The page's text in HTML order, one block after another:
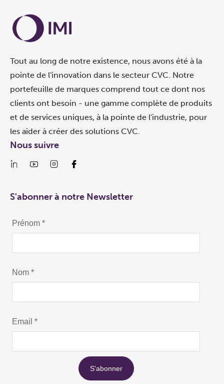
Tout au long de notre existence, nous avons été à la
pointe de l'innovation dans le secteur CVC. Notre
portefeuille de marques comprend tout ce dont nos
clients ont besoin - une gamme complète de produits
et de services uniques, à la pointe de l'industrie, pour
les aider à créer des solutions CVC.
Nous suivre
S'abonner à notre Newsletter